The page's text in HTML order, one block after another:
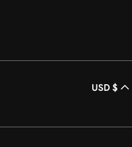
USD $